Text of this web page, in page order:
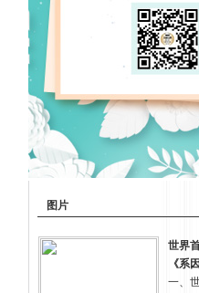
图片
世界
《系
一、